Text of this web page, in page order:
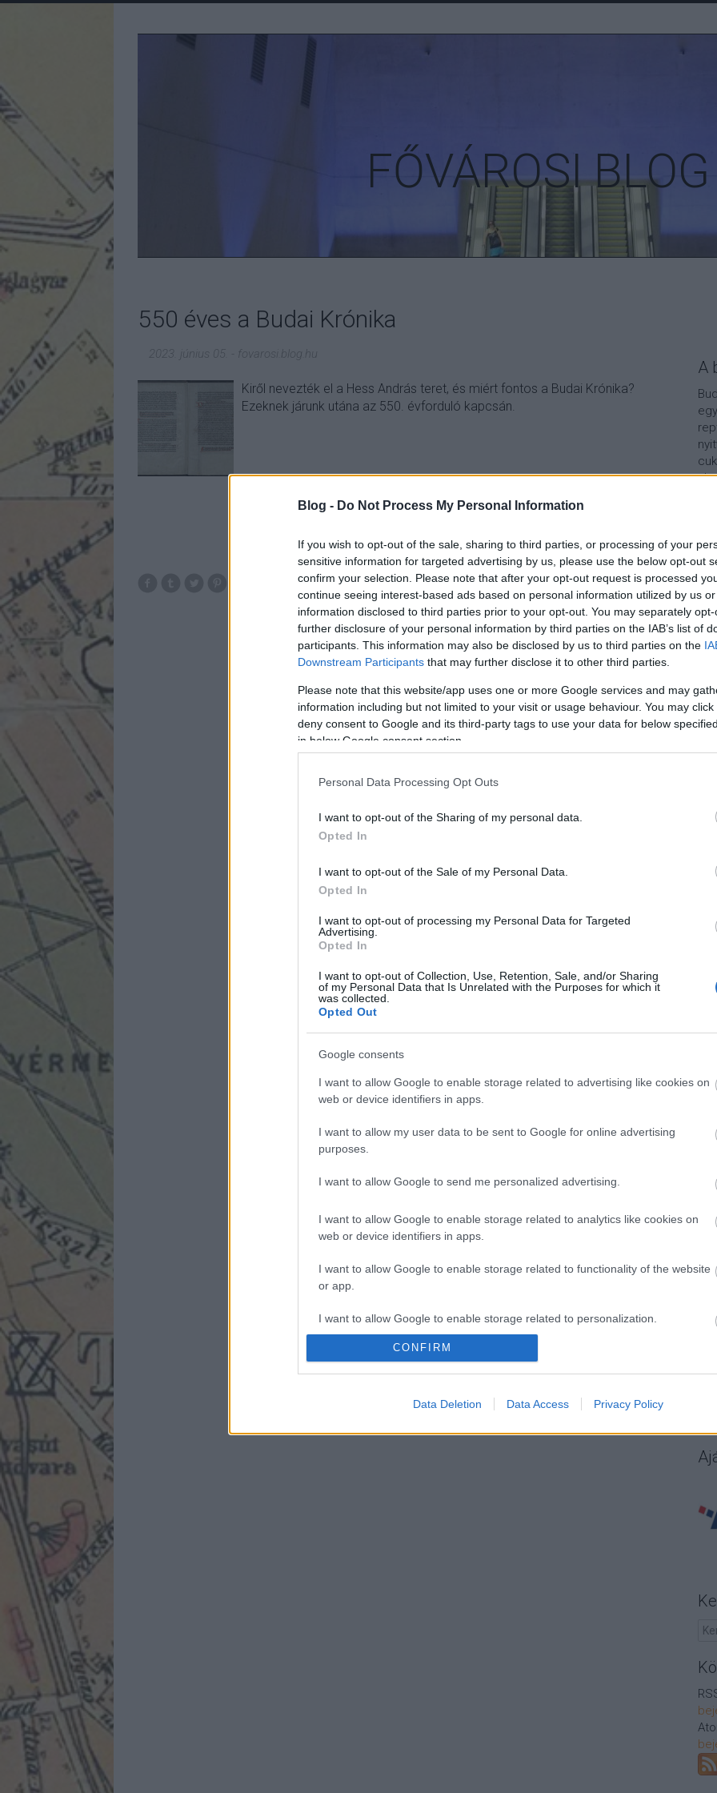
Blog - Do Not Process My Personal Information
If you wish to opt-out of the sale, sharing to third parties, or processing of your
sensitive information for targeted advertising by us, please use the below opt-out
confirm your selection. Please note that after your opt-out request is processed
continue seeing interest-based ads based on personal information utilized by us
information disclosed to third parties prior to your opt-out. You may separately
further disclosure of your personal information by third parties on the IAB’s list of
participants. This information may also be disclosed by us to third parties on the
Downstream Participants that may further disclose it to other third parties.
Please note that this website/app uses one or more Google services and may
information including but not limited to your visit or usage behaviour. You may
deny consent to Google and its third-party tags to use your data for below
in below Google consent section.
Personal Data Processing Opt Outs
I want to opt-out of the Sharing of my personal data.
Opted In
I want to opt-out of the Sale of my Personal Data.
Opted In
I want to opt-out of processing my Personal Data for Targeted
Advertising.
Opted In
I want to opt-out of Collection, Use, Retention, Sale, and/or Sharing
of my Personal Data that Is Unrelated with the Purposes for which it
was collected.
Opted Out
Google consents
I want to allow Google to enable storage related to advertising like cookies on
web or device identifiers in apps.
I want to allow my user data to be sent to Google for online advertising
purposes.
I want to allow Google to send me personalized advertising.
I want to allow Google to enable storage related to analytics like cookies on
web or device identifiers in apps.
I want to allow Google to enable storage related to functionality of the website
or app.
I want to allow Google to enable storage related to personalization.
authentication functionality and fraud prevention, and other user protection.
CONFIRM
Data Deletion Data Access Privacy Policy
FŐVÁROSI BLOG
550 éves a Budai Krónika
2023. június 05. fovarosi.blog.hu
Kiről nevezték el a Hess András teret, és miért fontos a Budai Krónika?
Ezeknek járunk utána az 550. évforduló kapcsán.
Szólj hozzá!
bp01 varnegyed hessandraster budaikronika hessandras
A
A
is
A
A
A
A
A